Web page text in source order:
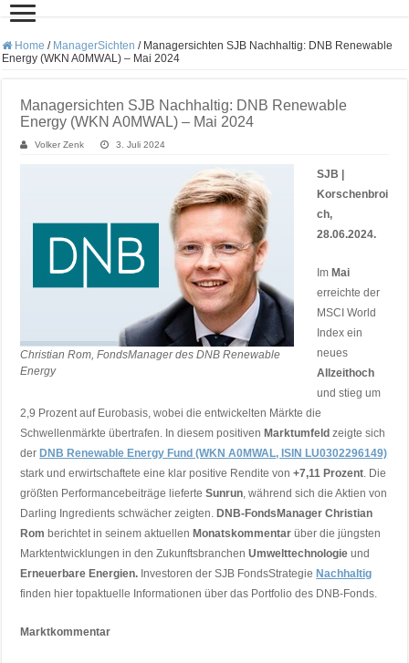
Home / ManagerSichten / Managersichten SJB Nachhaltig: DNB Renewable
Energy (WKN A0MWAL) – Mai 2024
Managersichten SJB Nachhaltig: DNB Renewable
Energy (WKN A0MWAL) – Mai 2024
Volker Zenk 3. Juli 2024
Christian Rom, FondsManager des DNB Renewable
Energy
SJB |
Korschenbroi
ch,
28.06.2024.
Im Mai
erreichte der
MSCI World
Index ein
neues
Allzeithoch
und stieg um
2,9 Prozent auf Eurobasis, wobei die entwickelten Märkte die
Schwellenmärkte übertrafen. In diesem positiven Marktumfeld zeigte sich
der DNB Renewable Energy Fund (WKN A0MWAL, ISIN LU0302296149)
stark und erwirtschaftete eine klar positive Rendite von +7,11 Prozent. Die
größten Performancebeiträge lieferteSunrun, während sich die Aktien von
Darling Ingredients schwächer zeigten. D NB-FondsManager Christian
Rom berichtet in seinem aktuellen Monatskommentar über die jüngsten
Marktentwicklungen in den Zukunftsbranchen Umwelttechnologieund
Erneuerbare Energien. Investoren der SJB FondsStrategie Nachhaltig
finden hier topaktuelle Informationen über das Portfolio des DNB-Fonds.
Marktkommentar